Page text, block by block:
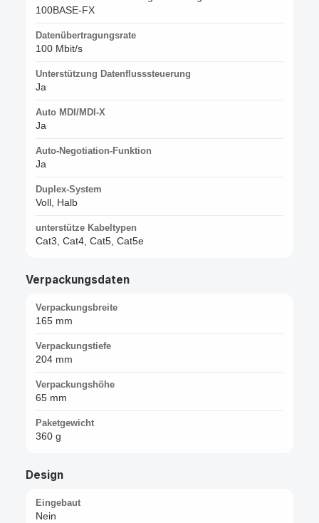
100BASE-FX
Datenübertragungsrate
100 Mbit/s
Unterstützung Datenflusssteuerung
Ja
Auto MDI/MDI-X
Ja
Auto-Negotiation-Funktion
Ja
Duplex-System
Voll, Halb
unterstütze Kabeltypen
Cat3, Cat4, Cat5, Cat5e
Verpackungsdaten
Verpackungsbreite
165 mm
Verpackungstiefe
204 mm
Verpackungshöhe
65 mm
Paketgewicht
360 g
Design
Eingebaut
Nein